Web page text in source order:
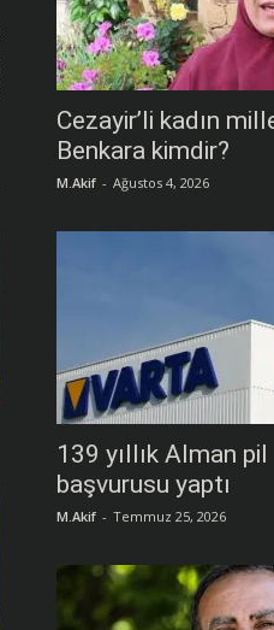
Cezayir’li kadın
Benkara kimdir?
M.Akif - Ağustos 4, 2026
139 yıllık Alman
başvurusu yaptı
M.Akif - Temmuz 25, 2026